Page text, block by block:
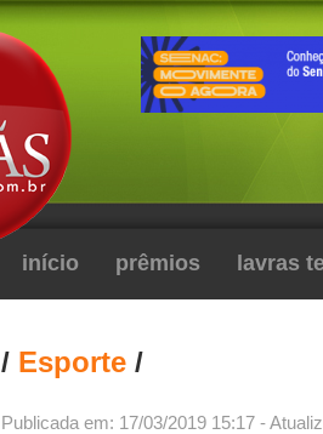
início prêmios lavras
/ Esporte /
Publicada em: 17/03/2019 15:17 -